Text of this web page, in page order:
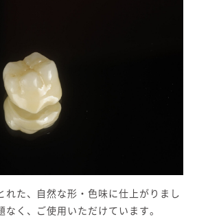
れた、自然な形・色味に仕上がりまし
なく、ご使用いただけています。